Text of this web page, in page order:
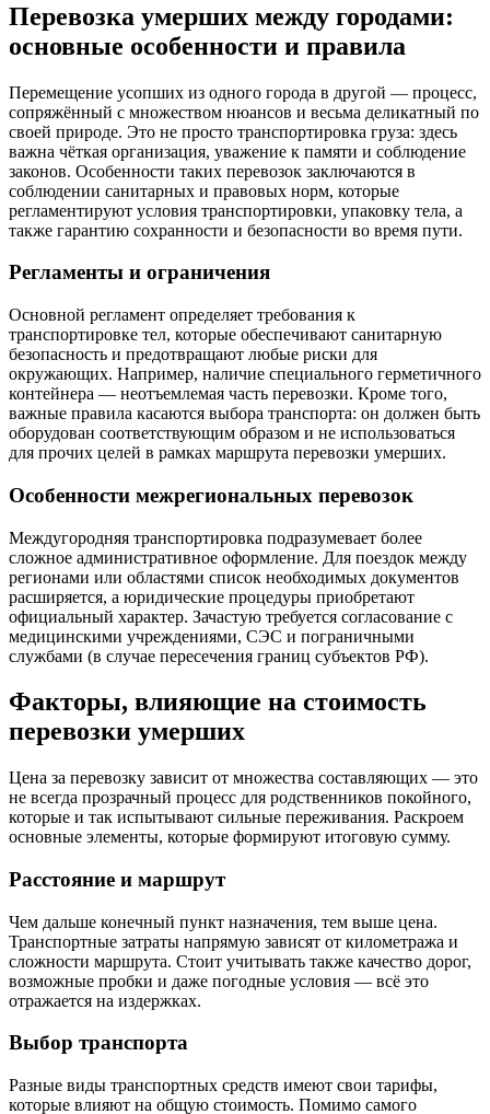
Перевозка умерших между городами:
основные особенности и правила
Перемещение усопших из одного города в другой — процесс,
сопряжённый с множеством нюансов и весьма деликатный по
своей природе. Это не просто транспортировка груза: здесь
важна чёткая организация, уважение к памяти и соблюдение
законов. Особенности таких перевозок заключаются в
соблюдении санитарных и правовых норм, которые
регламентируют условия транспортировки, упаковку тела, а
также гарантию сохранности и безопасности во время пути.
Регламенты и ограничения
Основной регламент определяет требования к
транспортировке тел, которые обеспечивают санитарную
безопасность и предотвращают любые риски для
окружающих. Например, наличие специального герметичного
контейнера — неотъемлемая часть перевозки. Кроме того,
важные правила касаются выбора транспорта: он должен быть
оборудован соответствующим образом и не использоваться
для прочих целей в рамках маршрута перевозки умерших.
Особенности межрегиональных перевозок
Междугородняя транспортировка подразумевает более
сложное административное оформление. Для поездок между
регионами или областями список необходимых документов
расширяется, а юридические процедуры приобретают
официальный характер. Зачастую требуется согласование с
медицинскими учреждениями, СЭС и пограничными
службами (в случае пересечения границ субъектов РФ).
Факторы, влияющие на стоимость
перевозки умерших
Цена за перевозку зависит от множества составляющих — это
не всегда прозрачный процесс для родственников покойного,
которые и так испытывают сильные переживания. Раскроем
основные элементы, которые формируют итоговую сумму.
Расстояние и маршрут
Чем дальше конечный пункт назначения, тем выше цена.
Транспортные затраты напрямую зависят от километража и
сложности маршрута. Стоит учитывать также качество дорог,
возможные пробки и даже погодные условия — всё это
отражается на издержках.
Выбор транспорта
Разные виды транспортных средств имеют свои тарифы,
которые влияют на общую стоимость. Помимо самого